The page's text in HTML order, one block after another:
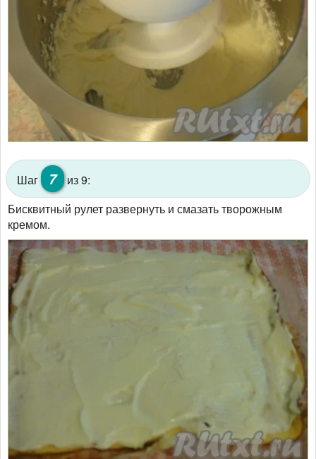
Шаг 7
из 9:
Бисквитный рулет развернуть и смазать творожным
кремом.